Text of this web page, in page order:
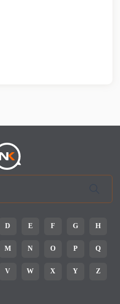
D E F G H
M N O P Q
V W X Y Z